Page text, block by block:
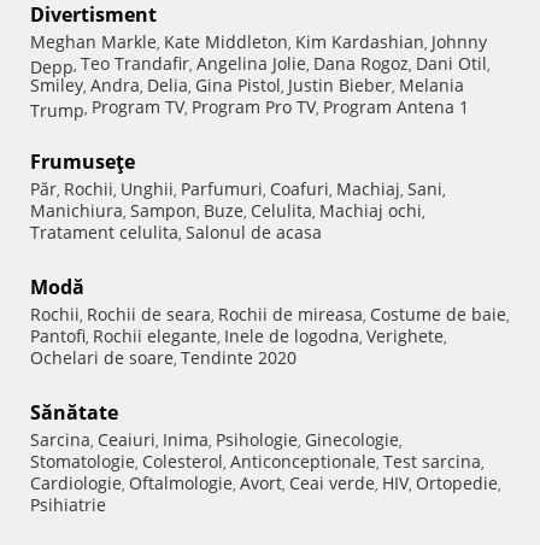
Divertisment
Meghan Markle, Kate Middleton, Kim Kardashian, Johnny
Depp, Teo Trandafir, Angelina Jolie, Dana Rogoz, Dani Otil,
Smiley, Andra, Delia, Gina Pistol, Justin Bieber, Melania
Trump, Program TV, Program Pro TV, Program Antena 1
Frumuseţe
Păr, Rochii, Unghii, Parfumuri, Coafuri, Machiaj, Sani,
Manichiura, Sampon, Buze, Celulita, Machiaj ochi,
Tratament celulita, Salonul de acasa
Modă
Rochii, Rochii de seara, Rochii de mireasa, Costume de baie,
Pantofi, Rochii elegante, Inele de logodna, Verighete,
Ochelari de soare, Tendinte 2020
Sănătate
Sarcina, Ceaiuri, Inima, Psihologie, Ginecologie,
Stomatologie, Colesterol, Anticonceptionale, Test sarcina,
Cardiologie, Oftalmologie, Avort, Ceai verde, HIV, Ortopedie,
Psihiatrie